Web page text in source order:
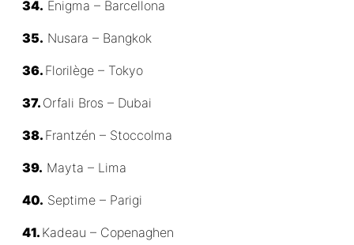
34. Enigma – Barcellona
35. Nusara – Bangkok
36. Florilège – Tokyo
37. Orfali Bros – Dubai
38. Frantzén – Stoccolma
39. Mayta – Lima
40. Septime – Parigi
41. Kadeau – Copenaghen